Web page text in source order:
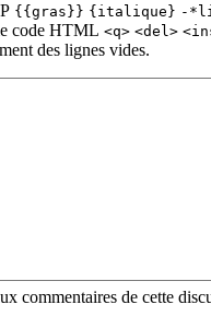
{{gras}} {italique} -
code HTML <q> <del>
des lignes vides.
commentaires de cette